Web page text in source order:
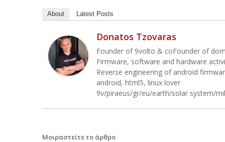
About Latest Posts
Donatos Tzovaras
Founder of 9volto & coFounder of
Firmware, software and hardware
Reverse engineering of android
android, html5, linux lover
9v/piraeus/gr/eu/earth/solar system/
Μοιραστείτε το άρθρο